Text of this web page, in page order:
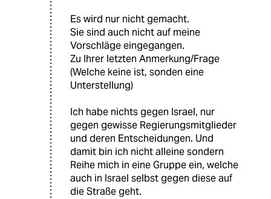
Es wird nur nicht gemacht.
Sie sind auch nicht auf meine
Vorschläge eingegangen.
Zu Ihrer letzten Anmerkung/Frage
(Welche keine ist, sonden eine
Unterstellung)
Ich habe nichts gegen Israel, nur
gegen gewisse Regierungsmitglieder
und deren Entscheidungen. Und
damit bin ich nicht alleine sondern
Reihe mich in eine Gruppe ein, welche
auch in Israel selbst gegen diese auf
die Straße geht.